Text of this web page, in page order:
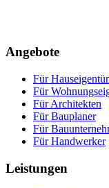
Angebote
Für
Für
Für Architekten
Für Bauplaner
Für
Für Handwerker
Leistungen